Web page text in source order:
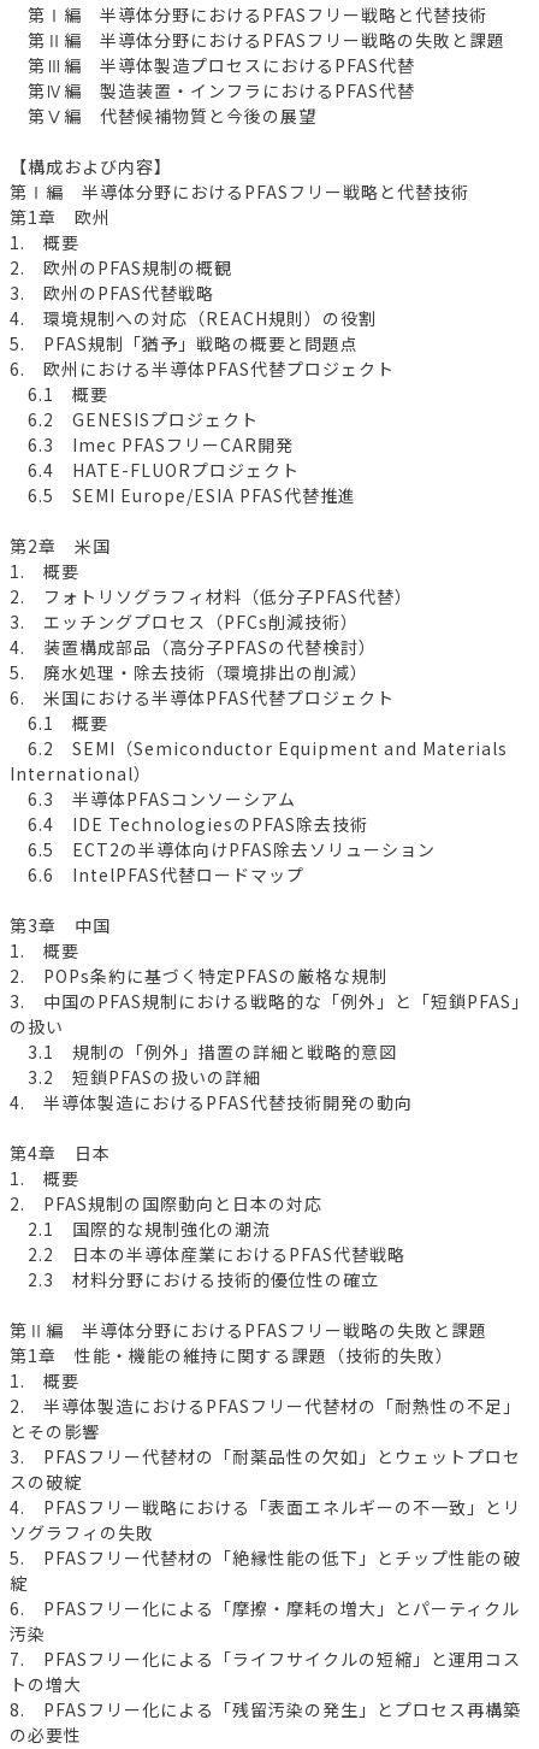
第Ⅰ編 半導体分野におけるPFASフリー戦略と代替技術
第Ⅱ編 半導体分野におけるPFASフリー戦略の失敗と課題
第Ⅲ編 半導体製造プロセスにおけるPFAS代替
第Ⅳ編 製造装置・インフラにおけるPFAS代替
第Ⅴ編 代替候補物質と今後の展望
【構成および内容】
第Ⅰ編 半導体分野におけるPFASフリー戦略と代替技術
第1章 欧州
1. 概要
2. 欧州のPFAS規制の概観
3. 欧州のPFAS代替戦略
4. 環境規制への対応（REACH規則）の役割
5. PFAS規制「猶予」戦略の概要と問題点
6. 欧州における半導体PFAS代替プロジェクト
6.1 概要
6.2 GENESISプロジェクト
6.3 Imec PFASフリーCAR開発
6.4 HATE-FLUORプロジェクト
6.5 SEMI Europe/ESIA PFAS代替推進
第2章 米国
1. 概要
2. フォトリソグラフィ材料（低分子PFAS代替）
3. エッチングプロセス（PFCs削減技術）
4. 装置構成部品（高分子PFASの代替検討）
5. 廃水処理・除去技術（環境排出の削減）
6. 米国における半導体PFAS代替プロジェクト
6.1 概要
6.2 SEMI（Semiconductor Equipment and Materials
International）
6.3 半導体PFASコンソーシアム
6.4 IDE TechnologiesのPFAS除去技術
6.5 ECT2の半導体向けPFAS除去ソリューション
6.6 IntelPFAS代替ロードマップ
第3章 中国
1. 概要
2. POPs条約に基づく特定PFASの厳格な規制
3. 中国のPFAS規制における戦略的な「例外」と「短鎖PFAS」
の扱い
3.1 規制の「例外」措置の詳細と戦略的意図
3.2 短鎖PFASの扱いの詳細
4. 半導体製造におけるPFAS代替技術開発の動向
第4章 日本
1. 概要
2. PFAS規制の国際動向と日本の対応
2.1 国際的な規制強化の潮流
2.2 日本の半導体産業におけるPFAS代替戦略
2.3 材料分野における技術的優位性の確立
第Ⅱ編 半導体分野におけるPFASフリー戦略の失敗と課題
第1章 性能・機能の維持に関する課題（技術的失敗）
1. 概要
2. 半導体製造におけるPFASフリー代替材の「耐熱性の不足」
とその影響
3. PFASフリー代替材の「耐薬品性の欠如」とウェットプロセ
スの破綻
4. PFASフリー戦略における「表面エネルギーの不一致」とリ
ソグラフィの失敗
5. PFASフリー代替材の「絶縁性能の低下」とチップ性能の破
綻
6. PFASフリー化による「摩擦・摩耗の増大」とパーティクル
汚染
7. PFASフリー化による「ライフサイクルの短縮」と運用コス
トの増大
8. PFASフリー化による「残留汚染の発生」とプロセス再構築
の必要性